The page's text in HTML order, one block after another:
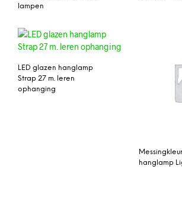
lampen
LED glazen hanglamp
Strap 27 m. leren
ophanging
hanglamp